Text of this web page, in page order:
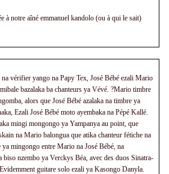
à notre aîné emmanuel kandolo (ou à qui le sait)
vérifier yango na Papy Tex, José Bébé ezali Mario
bazalaka ba chanteurs ya Vévé. ?Mario timbre
alors que José Bébé azalaka na timbre ya
Ezali José Bébé moto ayembaka na Pépé Kallé.
mingi mongongo ya Yampanya au point, que
na Mario balongua que atika chanteur fétiche na
mingongo entre Mario na José Bébé, na
biso nzembo ya Verckys Béa, avec des duos Sinatra-
guitare solo ezali ya Kasongo Danyla.